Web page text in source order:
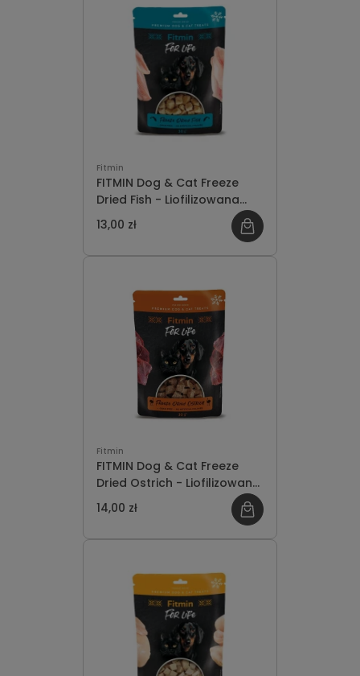
Fitmin
FITMIN Dog & Cat Freeze
Dried Fish - Liofilizowana
ryba 30g
13,00 zł
Fitmin
FITMIN Dog & Cat Freeze
Dried Ostrich - Liofilizowany
Struś 30g
14,00 zł